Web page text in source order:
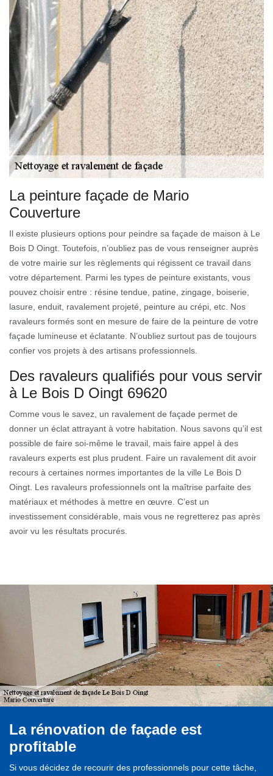
La peinture façade de Mario
Couverture
Il existe plusieurs options pour peindre sa façade de maison à Le
Bois D Oingt. Toutefois, n’oubliez pas de vous renseigner auprès
de votre mairie sur les règlements qui régissent ce travail dans
votre département. Parmi les types de peinture existants, vous
pouvez choisir entre : résine tendue, patine, zingage, boiserie,
lasure, enduit, ravalement projeté, peinture au crépi, etc. Nos
ravaleurs formés sont en mesure de faire de la peinture de votre
façade lumineuse et éclatante. N’oubliez surtout pas de toujours
confier vos projets à des artisans professionnels.
Des ravaleurs qualifiés pour vous servir
à Le Bois D Oingt 69620
Comme vous le savez, un ravalement de façade permet de
donner un éclat attrayant à votre habitation. Nous savons qu’il est
possible de faire soi-même le travail, mais faire appel à des
ravaleurs experts est plus prudent. Faire un ravalement dit avoir
recours à certaines normes importantes de la ville Le Bois D
Oingt. Les ravaleurs professionnels ont la maîtrise parfaite des
matériaux et méthodes à mettre en œuvre. C’est un
investissement considérable, mais vous ne regretterez pas après
avoir vu les résultats procurés.
La rénovation de façade est
profitable
Si vous décidez de recourir des professionnels pour cette tâche,